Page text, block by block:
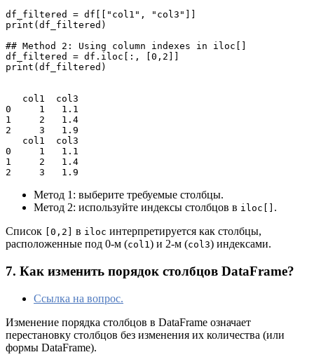
df_filtered = df[["col1", "col3"]]
print(df_filtered)
## Method 2: Using column indexes in iloc[]
df_filtered = df.iloc[:, [0,2]]
print(df_filtered)
0     1   1.1
1     2   1.4
2     3   1.9
0     1   1.1
1     2   1.4
2     3   1.9
Метод 1: выберите требуемые столбцы.
Метод 2: используйте индексы столбцов в iloc[] .
Список
[0,2] в iloc интерпретируется как столбцы,
расположенные под 0-м (col1) и 2-м (col3) индексами.
7. Как изменить порядок столбцов DataFrame?
Ссылка на вопрос.
Изменение порядка столбцов в DataFrame означает
перестановку столбцов без изменения их количества (или
формы DataFrame).